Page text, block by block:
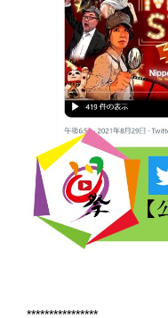
****************